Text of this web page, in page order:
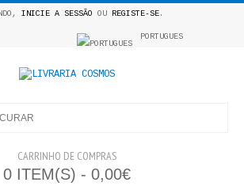
INICIE A SESSÃO OU REGISTE-SE.
PORTUGUES
CARRINHO DE COMPRAS
0 ITEM(S) - 0,00€